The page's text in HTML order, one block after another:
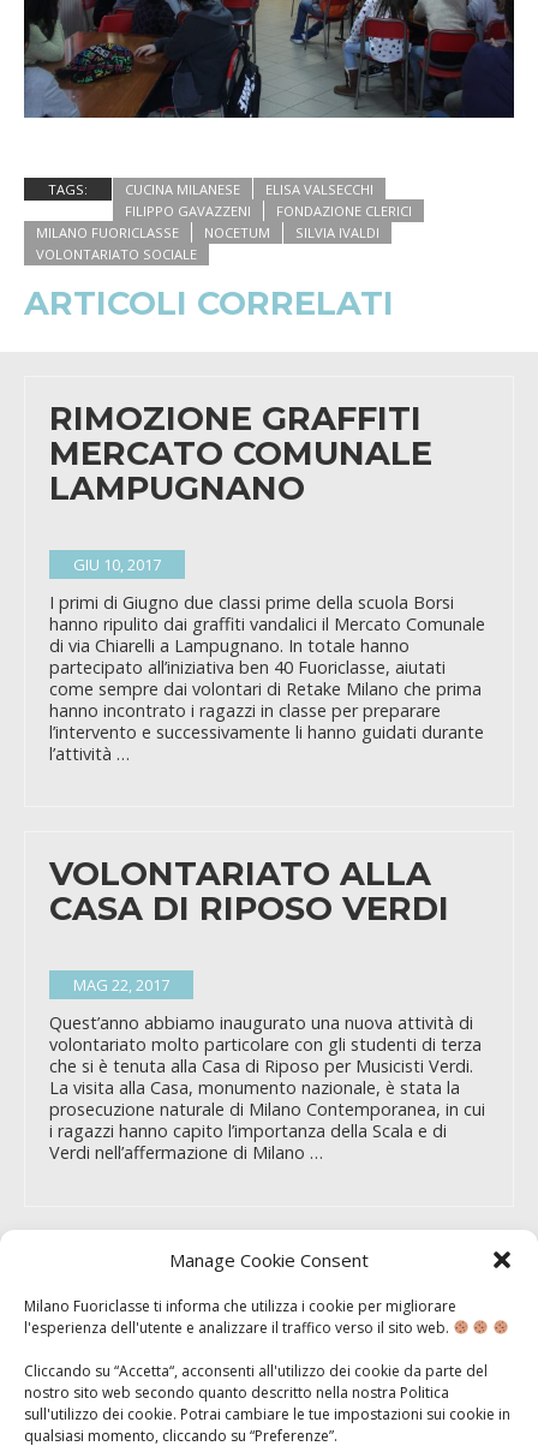
Manage Cookie Consent
Milano Fuoriclasse ti informa che utilizza i cookie per migliorare
l'esperienza dell'utente e analizzare il traffico verso il sito web.
Cliccando su “Accetta“, acconsenti all'utilizzo dei cookie da parte del
nostro sito web secondo quanto descritto nella nostra Politica
sull'utilizzo dei cookie. Potrai cambiare le tue impostazioni sui cookie in
qualsiasi momento, cliccando su “Preferenze”.
TAGS: CUCINA MILANESE
ELISA VALSECCHI
FILIPPO GAVAZZENI
FONDAZIONE CLERICI
MILANO FUORICLASSE
NOCETUM
SILVIA IVALDI
VOLONTARIATO SOCIALE
ARTICOLI CORRELATI
RIMOZIONE GRAFFITI
MERCATO COMUNALE
LAMPUGNANO
GIU 10, 2017
I primi di Giugno due classi prime della scuola Borsi
hanno ripulito dai graffiti vandalici il Mercato Comunale
di via Chiarelli a Lampugnano. In totale hanno
partecipato all’iniziativa ben 40 Fuoriclasse, aiutati
come sempre dai volontari di Retake Milano che prima
hanno incontrato i ragazzi in classe per preparare
l’intervento e successivamente li hanno guidati durante
l’attività …
VOLONTARIATO ALLA
CASA DI RIPOSO VERDI
MAG 22, 2017
Quest’anno abbiamo inaugurato una nuova attività di
volontariato molto particolare con gli studenti di terza
che si è tenuta alla Casa di Riposo per Musicisti Verdi.
La visita alla Casa, monumento nazionale, è stata la
prosecuzione naturale di Milano Contemporanea, in cui
i ragazzi hanno capito l’importanza della Scala e di
Verdi nell’affermazione di Milano …
MILANO
CONTEMPORANEA
MAG 20, 2017
Si sono concluse le uscite di Milano Contemporanea,
l’ultimo dei sei itinerari dedicati alla scoperta di Milano.